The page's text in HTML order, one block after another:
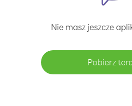
Nie masz jeszcze
Pobierz